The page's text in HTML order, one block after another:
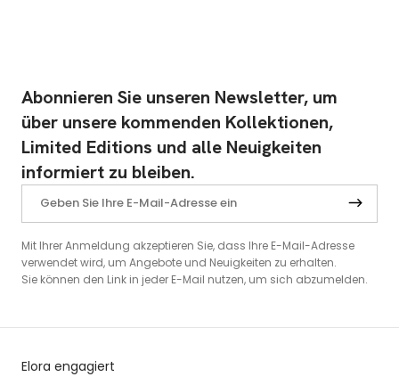
Abonnieren Sie unseren Newsletter, um
über unsere kommenden Kollektionen,
Limited Editions und alle Neuigkeiten
informiert zu bleiben.
Mit Ihrer Anmeldung akzeptieren Sie, dass Ihre E-Mail-Adresse
verwendet wird, um Angebote und Neuigkeiten zu erhalten.
Sie können den Link in jeder E-Mail nutzen, um sich abzumelden.
Elora engagiert